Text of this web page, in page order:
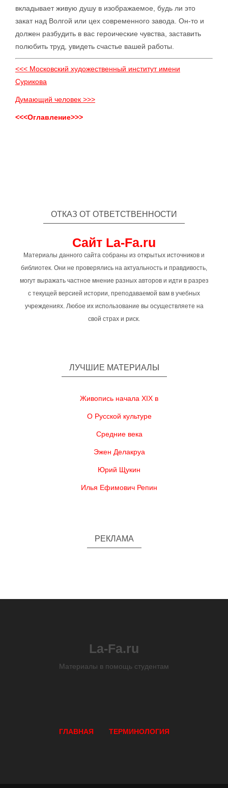
вкладывает живую душу в изображаемое, будь ли это
закат над Волгой или цех современного завода. Он-то и
должен разбудить в вас героические чувства, заставить
полюбить труд, увидеть счастье вашей работы.
<<< Московский художественный институт имени
Сурикова
Думающий человек >>>
<<<Оглавление>>>
ОТКАЗ ОТ ОТВЕТСТВЕННОСТИ
Сайт La-Fa.ru
Материалы данного сайта собраны из открытых источников и
библиотек. Они не проверялись на актуальность и правдивость,
могут выражать частное мнение разных авторов и идти в разрез
с текущей версией истории, преподаваемой вам в учебных
учреждениях. Любое их использование вы осуществляете на
свой страх и риск.
ЛУЧШИЕ МАТЕРИАЛЫ
Живопись начала XIX в
О Русской культуре
Средние века
Эжен Делакруа
Юрий Щукин
Илья Ефимович Репин
РЕКЛАМА
La-Fa.ru
Материалы в помощь студентам
ГЛАВНАЯ ТЕРМИНОЛОГИЯ